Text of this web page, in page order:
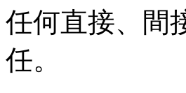
任何直接、間
任。